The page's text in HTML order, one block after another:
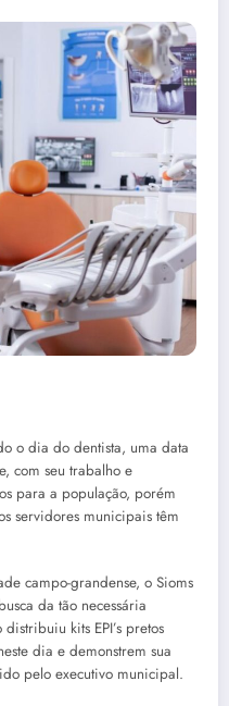
o dia do dentista, uma data
com seu trabalho e
para a população, porém
servidores municipais têm
campo-grandense, o Sioms
da tão necessária
kits EPI’s pretos
dia e demonstrem sua
pelo executivo municipal.